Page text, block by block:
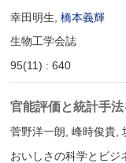
幸田明生,橋本義輝
生物工学会誌
95(11) : 640
官能評価と統計手
菅野洋一朗, 峰時俊貴,
おいしさの科学とビジ